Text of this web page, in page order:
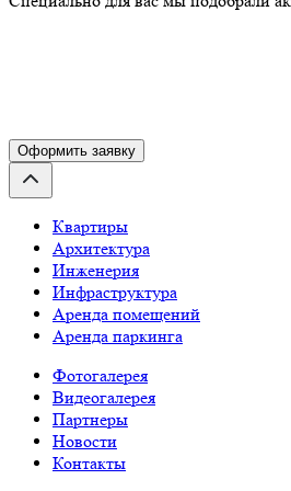
Оформить заявку
Квартиры
Архитектура
Инженерия
Инфраструктура
Аренда помещений
Аренда паркинга
Фотогалерея
Видеогалерея
Партнеры
Новости
Контакты